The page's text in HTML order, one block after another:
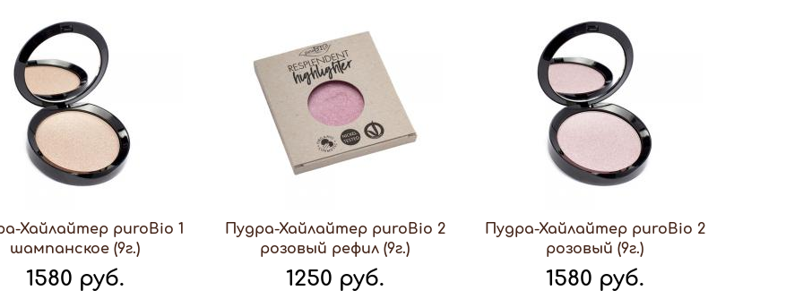
Хайлайтер puroBio 1
шампанское (9г.)
1580 руб.
Пудра-Хайлайтер puroBio 2
розовый рефил (9г.)
1250 руб.
Пудра-Хайлайтер puroBio 2
розовый (9г.)
1580 руб.